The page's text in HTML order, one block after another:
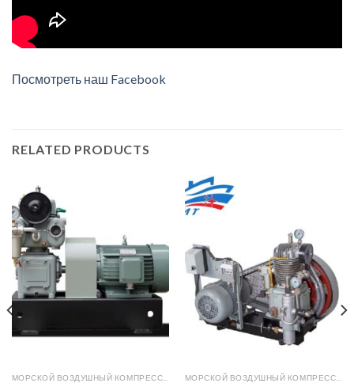
Посмотреть наш Facebook
RELATED PRODUCTS